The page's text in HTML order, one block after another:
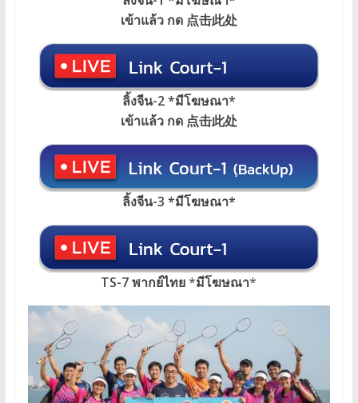
เข้าแล้ว กด 点击此处
ลิ้งจีน-2 *มีโฆษณา*
เข้าแล้ว กด 点击此处
ลิ้งจีน-3 *มีโฆษณา*
TS-7 พากย์ไทย*มีโฆษณา*